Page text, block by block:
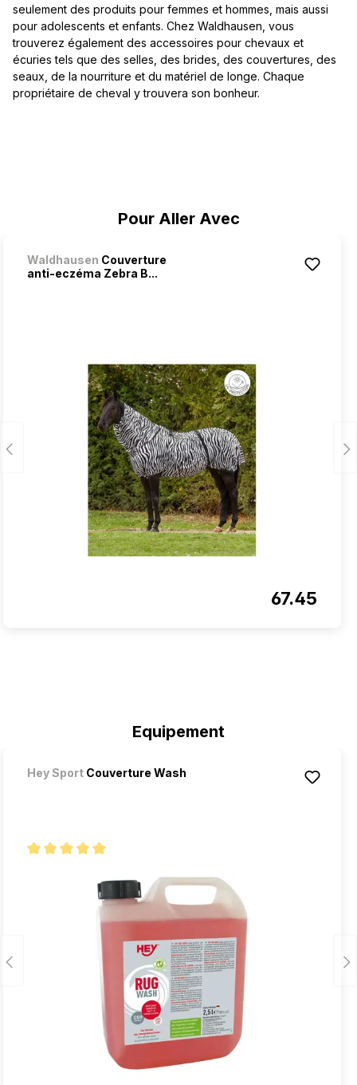
Pour Aller Avec
Waldhausen Couverture
anti-eczéma Zebra B...
67.45
Equipement
Hey Sport Couverture Wash
seulement des produits pour femmes et hommes, mais aussi
pour adolescents et enfants. Chez Waldhausen, vous
trouverez également des accessoires pour chevaux et
écuries tels que des selles, des brides, des couvertures, des
seaux, de la nourriture et du matériel de longe. Chaque
propriétaire de cheval y trouvera son bonheur.